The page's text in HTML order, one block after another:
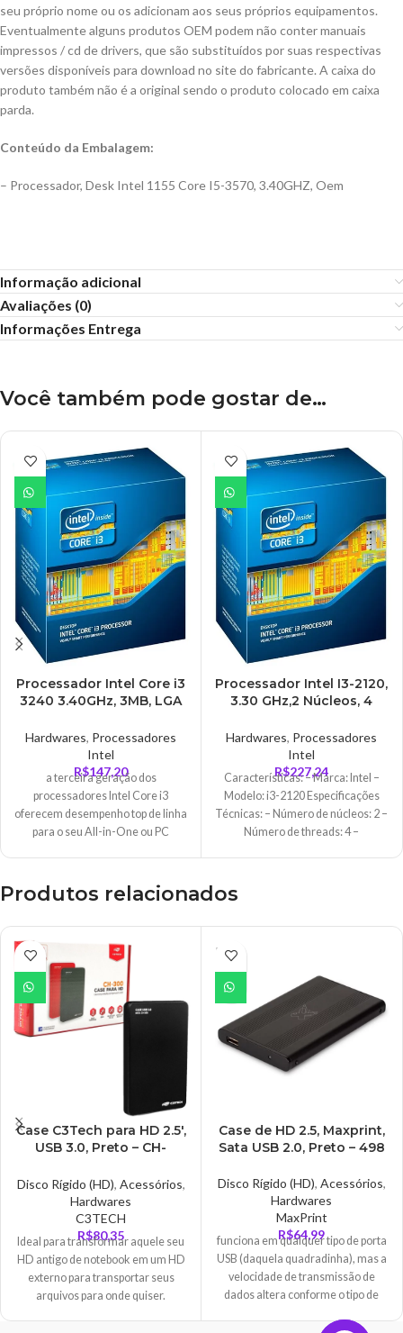
seu próprio nome ou os adicionam aos seus próprios equipamentos.
Eventualmente alguns produtos OEM podem não conter manuais
impressos / cd de drivers, que são substituídos por suas respectivas
versões disponíveis para download no site do fabricante. A caixa do
produto também não é a original sendo o produto colocado em caixa
parda.
Conteúdo da Embalagem:
– Processador, Desk Intel 1155 Core I5-3570, 3.40GHZ, Oem
Informação adicional
Avaliações (0)
Informações Entrega
Você também pode gostar de…
Processador Intel Core i3
3240 3.40GHz, 3MB, LGA
Hardwares, Processadores
Intel
R$147,20
a terceira geração dos
processadores Intel Core i3
oferecem desempenho top de linha
para o seu All-in-One ou PC
tarefas mais exigentes para
proporcionar uma diferença que se
ou 3D, multitarefa ou multimídia.
Os processadores Intel Core i3
incluem tecnologias avançadas
que proporcionam experiências
com PC e experiências visuais mais
rápidas, mais estáveis e com cores
Processador Intel I3-2120,
3.30 GHz,2 Núcleos, 4
Hardwares, Processadores
Intel
R$227,24
Características: – Marca: Intel –
Modelo: i3-2120 Especificações
Técnicas: – Número de núcleos: 2 –
Número de threads: 4 –
Produtos relacionados
Case C3Tech para HD 2.5′,
USB 3.0, Preto – CH-
Disco Rígido (HD), Acessórios,
Hardwares
C3TECH
R$80,35
Ideal para transformar aquele seu
HD antigo de notebook em um HD
externo para transportar seus
arquivos para onde quiser.
ESGO
TADO
Case de HD 2.5, Maxprint,
Sata USB 2.0, Preto – 498
Disco Rígido (HD), Acessórios,
Hardwares
MaxPrint
R$64,99
funciona em qualquer tipo de porta
USB (daquela quadradinha), mas a
velocidade de transmissão de
dados altera conforme o tipo de